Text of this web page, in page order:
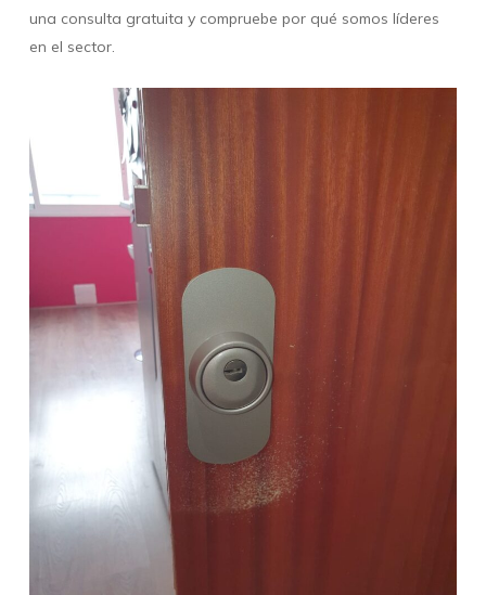
una consulta gratuita y compruebe por qué somos líderes
en el sector.